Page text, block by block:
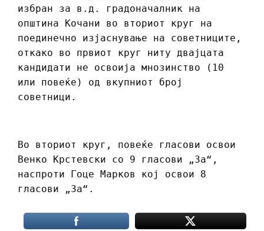
избран за в.д. градоначалник на
општина Кочани во вториот круг на
поединечно изјаснување на советниците,
откако во првиот круг ниту двајцата
кандидати не освоија мнозинство (10
или повеќе) од вкупниот број
советници.
Во вториот круг, повеќе гласови освои
Венко Крстевски со 9 гласови „За“,
наспроти Гоце Марков кој освои 8
гласови „За“.